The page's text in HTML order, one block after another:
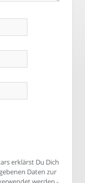
erklärst Du Dich
Daten zur